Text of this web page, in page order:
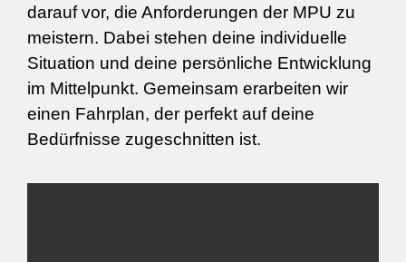
darauf vor, die Anforderungen der MPU zu
meistern. Dabei stehen deine individuelle
Situation und deine persönliche Entwicklung
im Mittelpunkt. Gemeinsam erarbeiten wir
einen Fahrplan, der perfekt auf deine
Bedürfnisse zugeschnitten ist.